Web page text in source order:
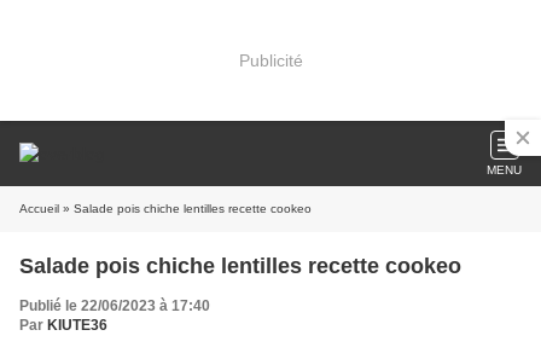
Publicité
MENU
Accueil » Salade pois chiche lentilles recette cookeo
Salade pois chiche lentilles recette cookeo
Publié le 22/06/2023 à 17:40
Par KIUTE36